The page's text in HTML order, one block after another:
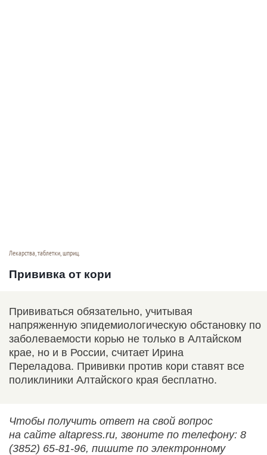
Лекарства, таблетки, шприц.
Прививка от кори
Прививаться обязательно, учитывая
напряженную эпидемиологическую обстановку по
заболеваемости корью не только в Алтайском
крае, но и в России, считает Ирина
Переладова. Прививки против кори ставят все
поликлиники Алтайского края бесплатно.
Чтобы получить ответ на свой вопрос
на сайте altapress.ru, звоните по телефону: 8
(3852) 65-81-96, пишите по электронному